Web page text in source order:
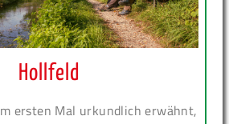
Hollfeld
ersten Mal urkundlich erwähnt,